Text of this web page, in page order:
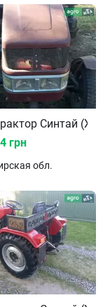
2012
Синтай
грн
обл.